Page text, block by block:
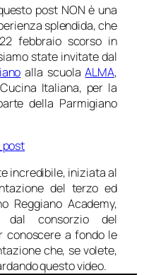
post NON è una
splendida, che
febbraio scorso in
state invitate dal
alla scuolaALMA,
Italiana, per la
della Parmigiano
incredibile, iniziata al
del terzo ed
Reggiano Academy,
dal consorzio del
conoscere a fondo le
che, se volete,
questo video.